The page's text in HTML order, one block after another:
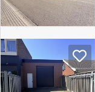
adverteren
Premium
adverteren
Registreren